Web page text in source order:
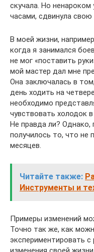
скучала. Но ненароком
часами, сдвинула свою
В моей жизни,
когда я занимался
не мог «поставить
мой мастер дал мне
Она заключалась в
день ходить на
необходимо
чувствовать холодок
Не правда ли? Однако,
получилось то, что не
месяцев.
Читайте также:
Инструменты и
Примеры изменений
Точно так же, как
экспериментировать